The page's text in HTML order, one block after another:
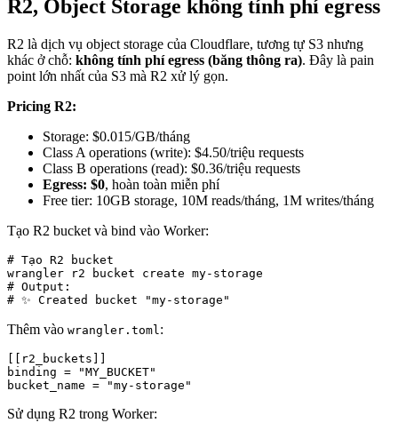
R2, Object Storage không tính phí egress
R2 là dịch vụ object storage của Cloudflare, tương tự S3 nhưng
khác ở chỗ: không tính phí egress (băng thông ra). Đây là pain
point lớn nhất của S3 mà R2 xử lý gọn.
Pricing R2:
Storage: $0.015/GB/tháng
Class A operations (write): $4.50/triệu requests
Class B operations (read): $0.36/triệu requests
Egress: $0, hoàn toàn miễn phí
Free tier: 10GB storage, 10M reads/tháng, 1M writes/tháng
Tạo R2 bucket và bind vào Worker:
# Tạo R2 bucket
wrangler r2 bucket create my-storage
# Output:
# ✨ Created bucket "my-storage"
Thêm vào wrangler.toml:
[[r2_buckets]]
binding = "MY_BUCKET"
bucket_name = "my-storage"
Sử dụng R2 trong Worker: